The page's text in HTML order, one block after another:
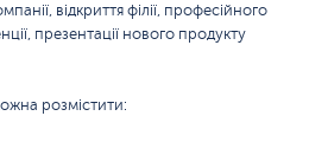
відкриття філії, професійного
презентації нового продукту
розмістити: